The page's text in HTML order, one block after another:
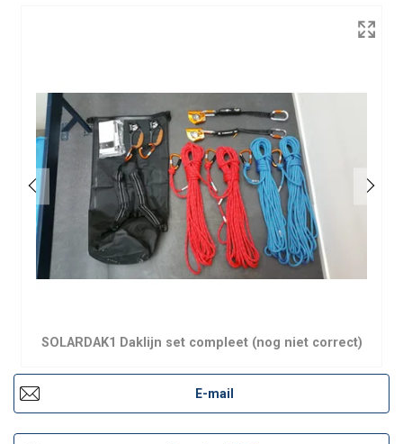
SOLARDAK1 Daklijn set compleet (nog niet correct)
E-mail